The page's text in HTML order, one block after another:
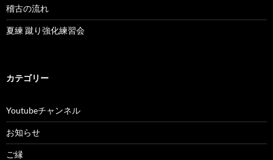
稽古の流れ
夏練 蹴り強化練習会
カテゴリー
Youtubeチャンネル
お知らせ
ご縁